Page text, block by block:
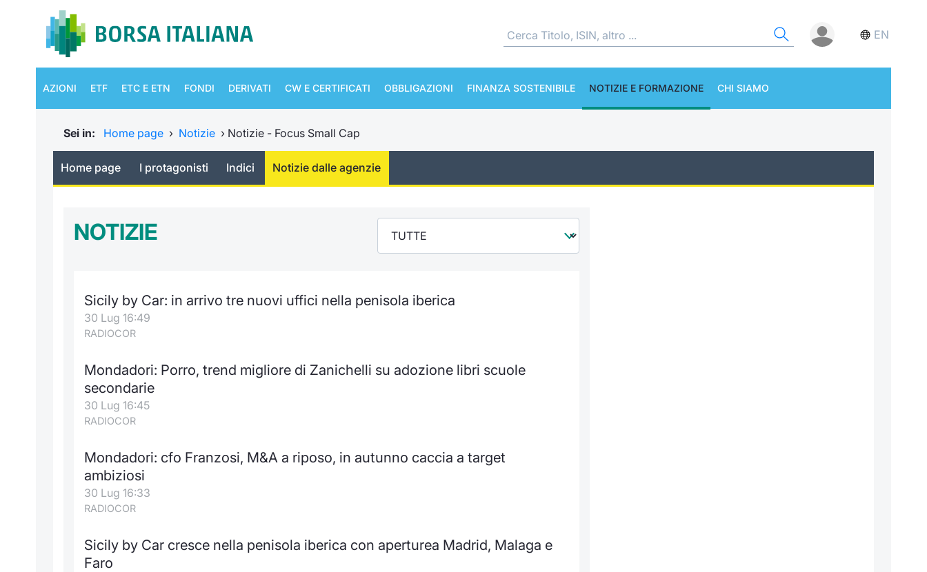
EN
AZIONI ETF ETC E ETN FONDI DERIVATI CW E CERTIFICATI OBBLIGAZIONI FINANZA SOSTENIBILE NOTIZIE E FORMAZIONE CHI SIAMO
Sei in: Home page › Notizie › Notizie - Focus Small Cap
Home page I protagonisti Indici Notizie dalle agenzie
NOTIZIE
Sicily by Car: in arrivo tre nuovi uffici nella penisola iberica
30 Lug 16:49
RADIOCOR
Mondadori: Porro, trend migliore di Zanichelli su adozione libri scuole
secondarie
30 Lug 16:45
RADIOCOR
Mondadori: cfo Franzosi, M&A a riposo, in autunno caccia a target
ambiziosi
30 Lug 16:33
RADIOCOR
Sicily by Car cresce nella penisola iberica con aperturea Madrid, Malaga e
Faro